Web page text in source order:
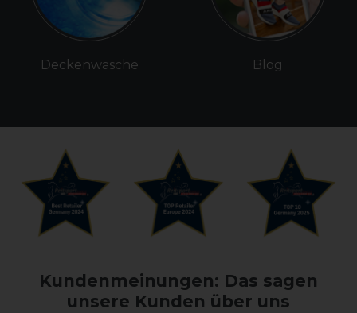
Deckenwäsche Blog
Kundenmeinungen: Das sagen
unsere Kunden über uns